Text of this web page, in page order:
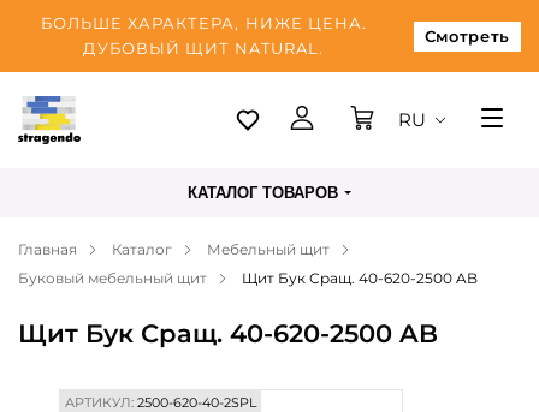
БОЛЬШЕ ХАРАКТЕРА, НИЖЕ ЦЕНА.
ДУБОВЫЙ ЩИТ NATURAL.
Смотреть
Таллинн
Оплата
Блог
Контакты
RU
КАТАЛОГ ТОВАРОВ
Главная Каталог
Мебельный щит
Буковый мебельный щит
Щит Бук Сращ. 40-620-2500 AB
Щит Бук Сращ. 40-620-2500 AB
АРТИКУЛ:2500-620-40-2SPL